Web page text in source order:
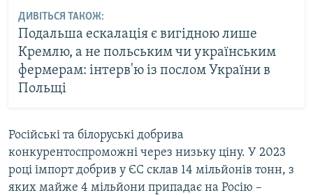
ДИВІТЬСЯ ТАКОЖ:
Подальша ескалація є вигідною лише
Кремлю, а не польським чи українським
фермерам: інтерв'ю із послом України в
Польщі
Російські та білоруські добрива
конкурентоспроможні через низьку ціну. У 2023
році імпорт добрив у ЄС склав 14 мільйонів тонн, з
яких майже 4 мільйони припадає на Росію –